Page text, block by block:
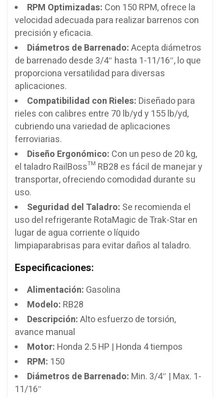
RPM Optimizadas: Con 150 RPM, ofrece la
velocidad adecuada para realizar barrenos con
precisión y eficacia.
Diámetros de Barrenado:Acepta diámetros
de barrenado desde 3/4″ hasta 1-11/16″, lo que
proporciona versatilidad para diversas
aplicaciones.
Compatibilidad con Rieles: Diseñado para
rieles con calibres entre 70 lb/yd y 155 lb/yd,
cubriendo una variedad de aplicaciones
ferroviarias.
Diseño Ergonómico: Con un peso de 20 kg,
el taladro RailBoss™ RB28 es fácil de manejar y
transportar, ofreciendo comodidad durante su
uso.
Seguridad del Taladro: Se recomienda el
uso del refrigerante RotaMagic de Trak-Star en
lugar de agua corriente o líquido
limpiaparabrisas para evitar daños al taladro.
Especificaciones:
Alimentación: Gasolina
Modelo: RB28
Descripción:Alto esfuerzo de torsión,
avance manual
Motor: Honda 2.5 HP | Honda 4 tiempos
RPM: 150
Diámetros de Barrenado: Min. 3/4″ | Max. 1-
11/16″